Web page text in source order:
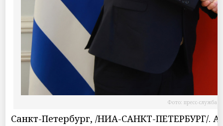
Фото: пресс-служба
Санкт-Петербург, /НИА-САНКТ-ПЕТЕРБУРГ/.